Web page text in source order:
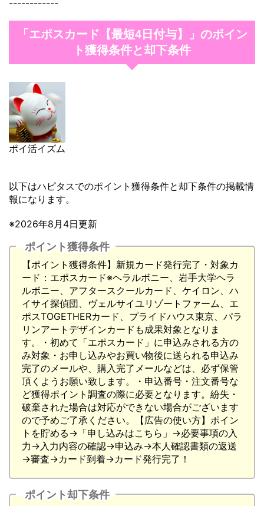
------------
「エポスカード【最短4日付与】」のポイン
ト獲得条件と却下条件
ポイ活イズム
以下はハピタスでのポイント獲得条件と却下条件の掲載情
報になります。
※2026年8月4日更新
ポイント獲得条件
【ポイント獲得条件】新規カード発行完了・対象カ
ード：エポスカード※ヘラルボニー、岩手大学ヘラ
ルボニー、アフタースクールカード、ケイロン、ハ
イサイ探偵団、ヴェルサイユリゾートファーム、エ
ポスTOGETHERカード、プライドハウス東京、パラ
リンアートデザインカードも成果対象となりま
す。・初めて「エポスカード」に申込みされる方の
み対象・お申し込みやお買い物後に送られる申込み
完了のメールや、購入完了メールなどは、必ず保管
頂くようお願い致します。・申込番号・注文番号な
ど獲得ポイント調査の際に必要となります。紛失・
破棄された場合は対応ができない場合がございます
ので予めご了承ください。【広告の使い方】ポイン
トを貯める→「申し込みはこちら」→必要事項の入
力→入力内容の確認→申込み→本人確認書類の返送
→審査→カード到着→カード発行完了！
ポイント却下条件